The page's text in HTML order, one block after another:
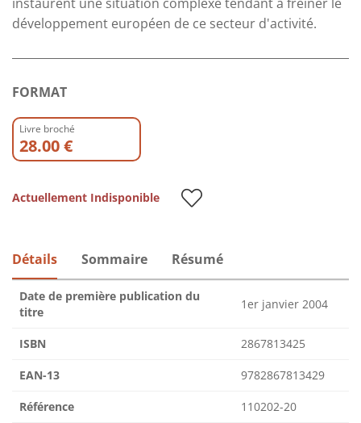
développement européen de ce secteur d'activité.
FORMAT
Livre broché
28.00 €
Actuellement Indisponible
Détails Sommaire Résumé
Date de première publication du
titre
1er janvier 2004
ISBN 2867813425
EAN-13 9782867813429
Référence 110202-20